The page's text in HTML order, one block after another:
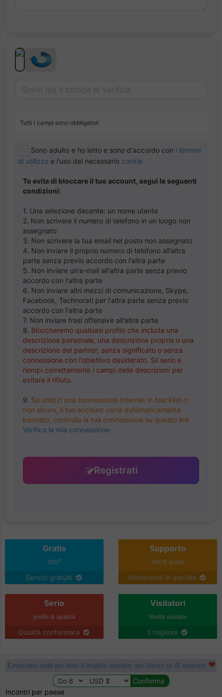
Tutti i campi sono obbligatori
Sono adulto e ho letto e sono d'accordo con i termini
di utilizzo e l'uso del necessario cookie
To evita di bloccare il tuo account, segui le seguenti
condizioni:
1. Una selezione decente: un nome utente
2. Non scrivere il numero di telefono in un luogo non
assegnato
3. Non scrivere la tua email nel posto non assegnato
4. Non inviare il proprio numero di telefono all'altra
parte senza previo accordo con l'altra parte
5. Non inviare un'e-mail all'altra parte senza previo
accordo con l'altra parte
6. Non inviare altri mezzi di comunicazione, Skype,
Facebook, Technorati per l'altra parte senza previo
accordo con l'altra parte
7. Non inviare frasi offensive all'altra parte
8. Bloccheremo qualsiasi profilo che includa una
descrizione personale, una descrizione propria o una
descrizione del partner, senza significato o senza
connessione con l'obiettivo desiderato. Sii serio e
riempi correttamente i campi delle descrizioni per
evitare il rifiuto.
9. Se utilizzi una connessione Internet in blacklist o
non sicura, il tuo account verrà automaticamente
bannato, controlla la tua connessione su questo link
Verifica la mia connessione
Registrati
Gratis
100%
Servizi gratuiti
Supporto
100% gratis
Moderatori in ascolto
Serio
profili di qualità
Qualità confermata
Visitatori
Molto visitato
Il migliore
Lavoriamo sodo per darti il miglior servizio, per favore sii di supporto
Incontri per paese